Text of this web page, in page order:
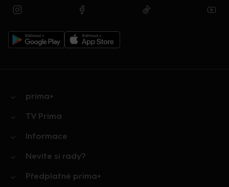
prima+
TV Prima
Informace
Nevíte si rady?
Předplatné prima+